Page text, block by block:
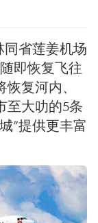
同省莲姜机场
即恢复飞往
复河内、
至大叻的5条
”提供更丰富